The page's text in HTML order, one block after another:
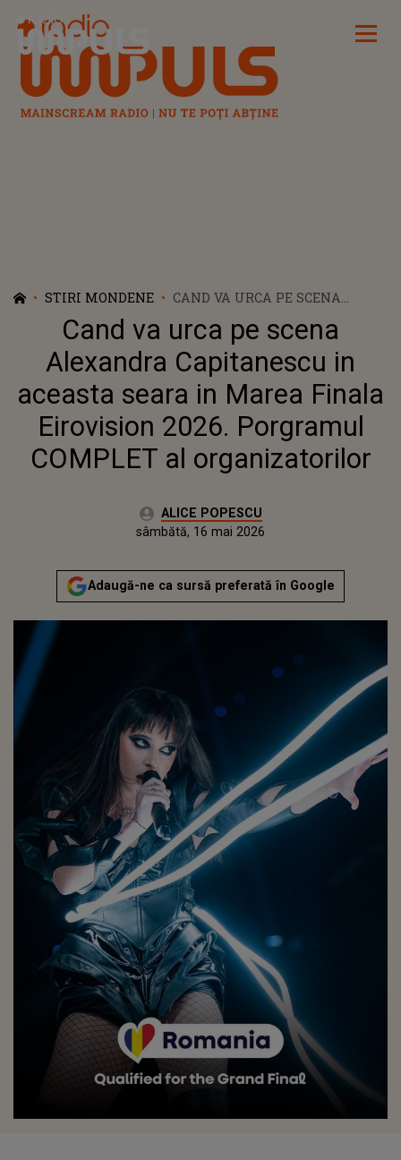
Radio Impuls
STIRI MONDENE
CAND VA URCA PE SCENA
ACEASTA SEARA IN MAREA
FINALA EIROVISION 2026.
PORGRAMUL COMPLET AL
ORGANIZATORILOR
Cand va urca pe scena
Alexandra Capitanescu in
aceasta seara in Marea Finala
Eirovision 2026. Porgramul
COMPLET al organizatorilor
Autor:ALICE POPESCU
Publicat:
sâmbătă, 16 mai 2026
Adaugă-ne ca sursă preferată în Google